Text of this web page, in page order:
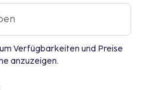
Verfügbarkeiten und Preise
anzuzeigen.